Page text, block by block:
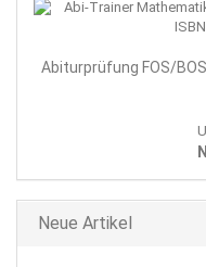
Abiturprüfung FOS/
Neue Artikel